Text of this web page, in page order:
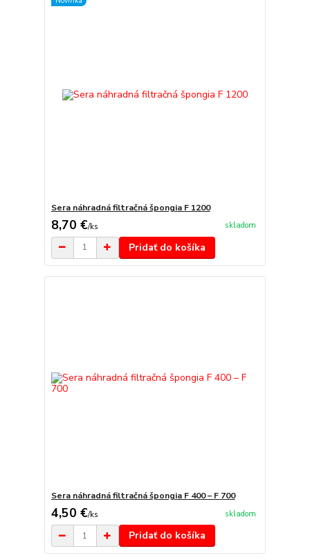
Sera náhradná filtračná špongia F 1200
8,70 €/ks skladom
Pridať do košíka
Sera náhradná filtračná špongia F 400 – F 700
4,50 €/ks skladom
Pridať do košíka